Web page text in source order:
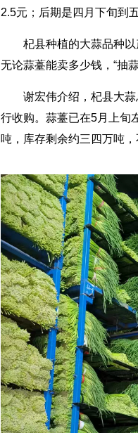
2.5元；后期是四月下旬到
杞县种植的大蒜品种以产
无论蒜薹能卖多少钱，“抽
谢宏伟介绍，杞县大蒜
行收购。蒜薹已在5月上旬
吨，库存剩余约三四万吨，